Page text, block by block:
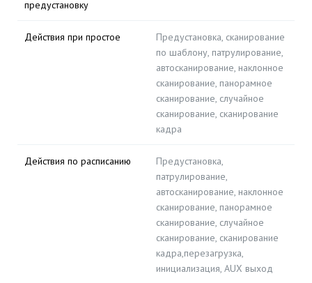
предустановку
Действия при простое
Предустановка, сканирование
по шаблону, патрулирование,
автосканирование, наклонное
сканирование, панорамное
сканирование, случайное
сканирование, сканирование
кадра
Действия по расписанию
Предустановка,
патрулирование,
автосканирование, наклонное
сканирование, панорамное
сканирование, случайное
сканирование, сканирование
кадра,перезагрузка,
инициализация, AUX выход